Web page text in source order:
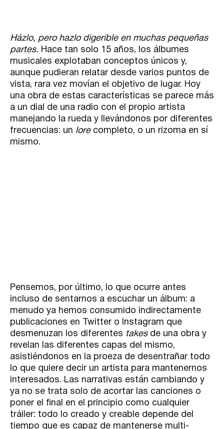
Házlo, pero hazlo digerible en muchas pequeñas
partes. Hace tan solo 15 años, los álbumes
musicales explotaban conceptos únicos y,
aunque pudieran relatar desde varios puntos de
vista, rara vez movían el objetivo de lugar. Hoy
una obra de estas características se parece más
a un dial de una radio con el propio artista
manejando la rueda y llevándonos por diferentes
frecuencias: un lorecompleto, o un rizoma en sí
mismo.
Pensemos, por último, lo que ocurre antes
incluso de sentarnos a escuchar un álbum: a
menudo ya hemos consumido indirectamente
publicaciones en Twitter o Instagram que
desmenuzan los diferentes takesde una obra y
revelan las diferentes capas del mismo,
asistiéndonos en la proeza de desentrañar todo
lo que quiere decir un artista para mantenernos
interesados. Las narrativas están cambiando y
ya no se trata solo de acortar las canciones o
poner el final en el principio como cualquier
tráiler: todo lo creado y creable depende del
tiempo que es capaz de mantenerse multi-